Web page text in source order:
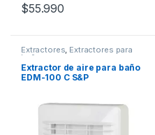
$55.990
Extractores, Extractores para
baño
Extractor de aire para baño
EDM-100 C S&P